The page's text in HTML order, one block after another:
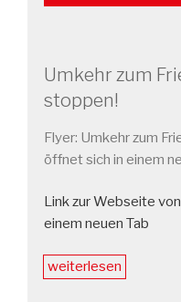
Umkehr zum
stoppen!
Flyer: Umkehr zum
öffnet sich in einem
Link zur Webseite von
einem neuen Tab
„Tobias
weiterlesen